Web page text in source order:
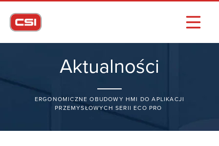
Aktualności
ERGONOMICZNE OBUDOWY HMI DO APLIKACJI
PRZEMYSŁOWYCH SERII ECO PRO